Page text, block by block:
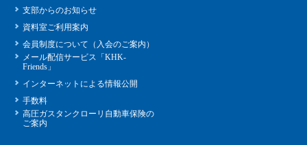
支部からのお知らせ
資料室ご利用案内
会員制度について（入会のご案内）
メール配信サービス「KHK-
Friends」
インターネットによる情報公開
手数料
高圧ガスタンクローリ自動車保険の
ご案内